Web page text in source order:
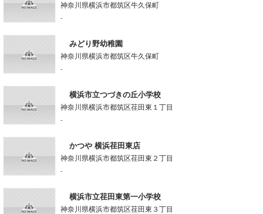
神奈川県横浜市都筑区牛久保町
-
みどり野幼稚園
神奈川県横浜市都筑区牛久保町
-
横浜市立つづきの丘小学校
神奈川県横浜市都筑区荏田東１丁目
-
かつや 横浜荏田東店
神奈川県横浜市都筑区荏田東２丁目
-
横浜市立荏田東第一小学校
神奈川県横浜市都筑区荏田東３丁目